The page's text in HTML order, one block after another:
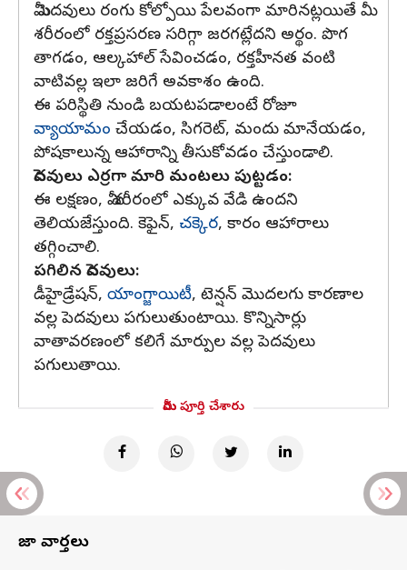
మీ పెదవులు రంగు కోల్పోయి పేలవంగా మారినట్లయితే మీ
శరీరంలో రక్తప్రసరణ సరిగ్గా జరగట్లేదని అర్థం. పొగ
తాగడం, ఆల్కహాల్ సేవించడం, రక్తహీనత వంటి
వాటివల్ల ఇలా జరిగే అవకాశం ఉంది.
ఈ పరిస్థితి నుండి బయటపడాలంటే రోజూ
వ్యాయామం చేయడం, సిగరెట్, మందు మానేయడం,
పోషకాలున్న ఆహారాన్ని తీసుకోవడం చేస్తుండాలి.
పెదవులు ఎర్రగా మారి మంటలు పుట్టడం:
ఈ లక్షణం, మీ శరీరంలో ఎక్కువ వేడి ఉందని
తెలియజేస్తుంది. కెఫైన్, చక్కెర, కారం ఆహారాలు
తగ్గించాలి.
పగిలిన పెదవులు:
డీహైడ్రేషన్, యాంగ్జాయిటీ, టెన్షన్ మొదలగు కారణాల
వల్ల పెదవులు పగులుతుంటాయి. కొన్నిసార్లు
వాతావరణంలో కలిగే మార్పుల వల్ల పెదవులు
పగులుతాయి.
మీరు పూర్తి చేశారు
తాజా వార్తలు